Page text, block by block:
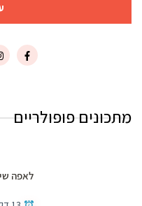
מתכונים פופולריים
לאפה